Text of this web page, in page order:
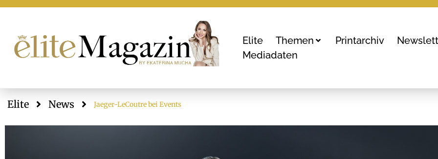
Elite Themen Printarchiv
Mediadaten
Elite News Jaeger-LeCoutre bei Events